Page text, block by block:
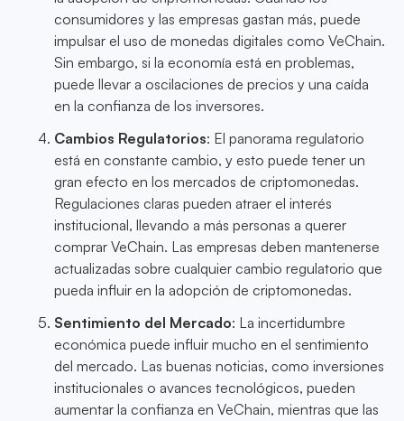
consumidores y las empresas gastan más, puede
impulsar el uso de monedas digitales como VeChain.
Sin embargo, si la economía está en problemas,
puede llevar a oscilaciones de precios y una caída
en la confianza de los inversores.
Cambios Regulatorios: El panorama regulatorio
está en constante cambio, y esto puede tener un
gran efecto en los mercados de criptomonedas.
Regulaciones claras pueden atraer el interés
institucional, llevando a más personas a querer
comprar VeChain. Las empresas deben mantenerse
actualizadas sobre cualquier cambio regulatorio que
pueda influir en la adopción de criptomonedas.
Sentimiento del Mercado: La incertidumbre
económica puede influir mucho en el sentimiento
del mercado. Las buenas noticias, como inversiones
institucionales o avances tecnológicos, pueden
aumentar la confianza en VeChain, mientras que las